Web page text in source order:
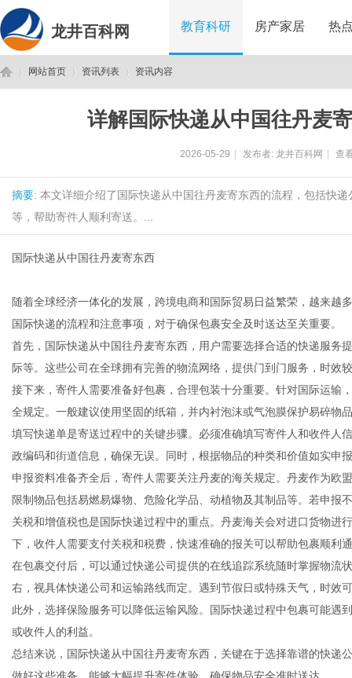
龙井百科网 教育科研 房产家居 热
网站首页 资讯列表 资讯内容
详解国际快递从中国往丹麦
2026-05-29 发布者: 龙井百科网 查
摘要: 本文详细介绍了国际快递从中国往丹麦寄东西的流程，包括快
等，帮助寄件人顺利寄送。...
国际快递从中国往丹麦寄东西
随着全球经济一体化的发展，跨境电商和国际贸易日益繁荣，越来越
国际快递的流程和注意事项，对于确保包裹安全及时送达至关重要。
首先，国际快递从中国往丹麦寄东西，用户需要选择合适的快递服务
际等。这些公司在全球拥有完善的物流网络，提供门到门服务，时效
接下来，寄件人需要准备好包裹，合理包装十分重要。针对国际运输
全规定。一般建议使用坚固的纸箱，并内衬泡沫或气泡膜保护易碎物
填写快递单是寄送过程中的关键步骤。必须准确填写寄件人和收件人
政编码和街道信息，确保无误。同时，根据物品的种类和价值如实申
申报资料准备齐全后，寄件人需要关注丹麦的海关规定。丹麦作为欧
限制物品包括易燃易爆物、危险化学品、动植物及其制品等。若申报
关税和增值税也是国际快递过程中的重点。丹麦海关会对进口货物进
下，收件人需要支付关税和税费，快速准确的报关可以帮助包裹顺利
在包裹交付后，可以通过快递公司提供的在线追踪系统随时掌握物流
右，视具体快递公司和运输路线而定。遇到节假日或特殊天气，时效
此外，选择保险服务可以降低运输风险。国际快递过程中包裹可能遇
或收件人的利益。
总结来说，国际快递从中国往丹麦寄东西，关键在于选择靠谱的快递